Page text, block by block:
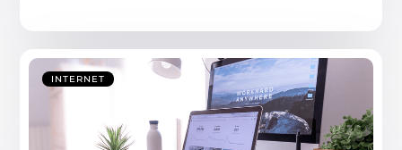
INTERNET